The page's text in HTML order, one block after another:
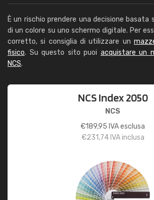
È un rischio prendere una decisione basata
di un colore su uno schermo digitale. Per
corretto, si consiglia di utilizzare un
fisico. Su questo sito puoi acquistare un
NCS.
NCS Index 2050
NCS
€189,95 IVA esclusa
€231,74IVA inclusa